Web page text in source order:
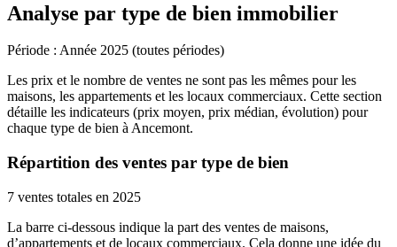
Analyse par type de bien immobilier
Période : Année 2025 (toutes périodes)
Les prix et le nombre de ventes ne sont pas les mêmes pour les
maisons, les appartements et les locaux commerciaux. Cette section
détaille les indicateurs (prix moyen, prix médian, évolution) pour
chaque type de bien à Ancemont.
Répartition des ventes par type de bien
7 ventes totales en 2025
La barre ci-dessous indique la part des ventes de maisons,
d’appartements et de locaux commerciaux. Cela donne une idée du